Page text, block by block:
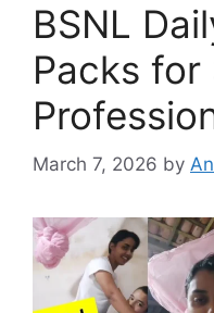
BSNL
Packs
March 7, 2026 by